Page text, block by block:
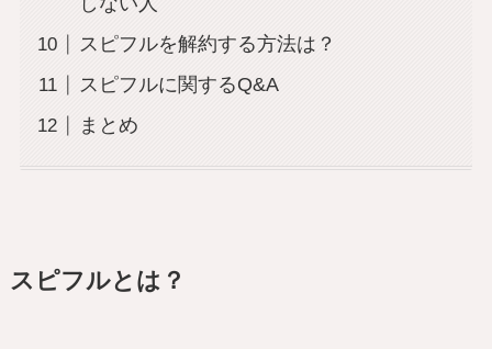
スピフルを解約する方法は？
スピフルに関するQ&A
まとめ
スピフルとは？